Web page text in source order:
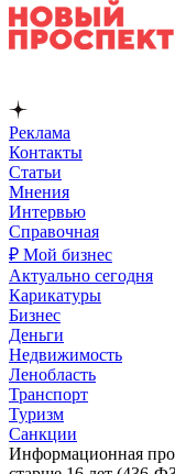
Реклама
Контакты
Статьи
Мнения
Интервью
Справочная
₽ Мой бизнес
Актуально сегодня
Карикатуры
Бизнес
Деньги
Недвижимость
Ленобласть
Транспорт
Туризм
Санкции
Информационная